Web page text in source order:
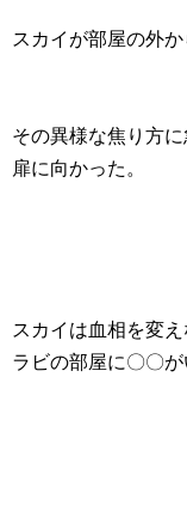
スカイが部屋の外か
その異様な焦り方
扉に向かった。
スカイは血相を変え
ラビの部屋に〇〇が